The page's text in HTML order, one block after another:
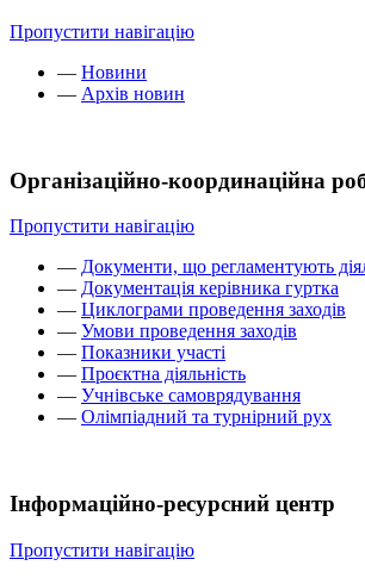
Пропустити навігацію
— Новини
— Архів новин
Організаційно-координаційна
Пропустити навігацію
— Документи, що регламентують
— Документація керівника гуртка
— Циклограми проведення заходів
— Умови проведення заходів
— Показники участі
— Проєктна діяльність
— Учнівське самоврядування
— Олімпіадний та турнірний рух
Інформаційно-ресурсний центр
Пропустити навігацію